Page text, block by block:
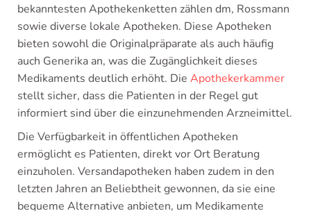
bekanntesten Apothekenketten zählen dm, Rossmann
sowie diverse lokale Apotheken. Diese Apotheken
bieten sowohl die Originalpräparate als auch häufig
auch Generika an, was die Zugänglichkeit dieses
Medikaments deutlich erhöht. Die Apothekerkammer
stellt sicher, dass die Patienten in der Regel gut
informiert sind über die einzunehmenden Arzneimittel.
Die Verfügbarkeit in öffentlichen Apotheken
ermöglicht es Patienten, direkt vor Ort Beratung
einzuholen. Versandapotheken haben zudem in den
letzten Jahren an Beliebtheit gewonnen, da sie eine
bequeme Alternative anbieten, um Medikamente